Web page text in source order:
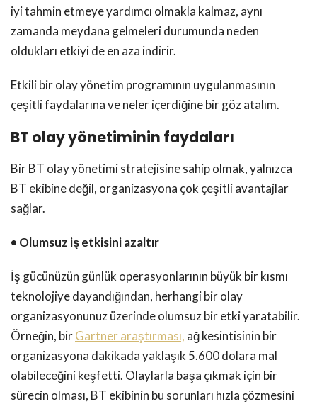
iyi tahmin etmeye yardımcı olmakla kalmaz, aynı
zamanda meydana gelmeleri durumunda neden
oldukları etkiyi de en aza indirir.
Etkili bir olay yönetim programının uygulanmasının
çeşitli faydalarına ve neler içerdiğine bir göz atalım.
BT olay yönetiminin faydaları
Bir BT olay yönetimi stratejisine sahip olmak, yalnızca
BT ekibine değil, organizasyona çok çeşitli avantajlar
sağlar.
• Olumsuz iş etkisini azaltır
İş gücünüzün günlük operasyonlarının büyük bir kısmı
teknolojiye dayandığından, herhangi bir olay
organizasyonunuz üzerinde olumsuz bir etki yaratabilir.
Örneğin, birGartner araştırması, ağ kesintisinin bir
organizasyona dakikada yaklaşık 5.600 dolara mal
olabileceğini keşfetti. Olaylarla başa çıkmak için bir
sürecin olması, BT ekibinin bu sorunları hızla çözmesini